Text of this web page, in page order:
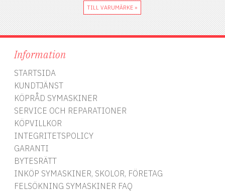
TILL VARUMÄRKE »
Information
STARTSIDA
KUNDTJÄNST
KÖPRÅD SYMASKINER
SERVICE OCH REPARATIONER
KÖPVILLKOR
INTEGRITETSPOLICY
GARANTI
BYTESRÄTT
INKÖP SYMASKINER, SKOLOR, FÖRETAG
FELSÖKNING SYMASKINER FAQ